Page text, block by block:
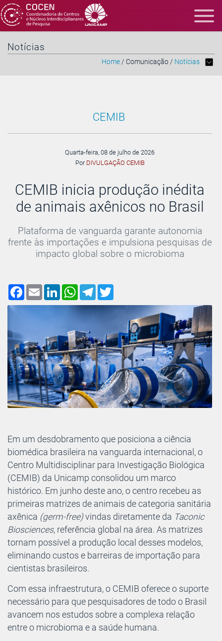
Notícias
Home/ Comunicação / Notícias
CEMIB
Quarta-feira, 08 de julho de 2026
Por DIVULGAÇÃO CEMIB
CEMIB inicia produção inédita
de animais axênicos no Brasil
Plataforma de vanguarda garante autonomia
frente às importações e impulsiona pesquisas de
impacto global sobre o microbioma
Facebook
Email LinkedInWhatsApp
Telegram
Em um desdobramento que posiciona a ciência
biomédica brasileira na vanguarda internacional, o
Centro Multidisciplinar para Investigação Biológica
(CEMIB) da Unicamp consolidou um marco
histórico. Em junho deste ano, o centro recebeu as
primeiras matrizes de animais de categoria sanitária
axênica (germ-free) vindas diretamente da Taconic
Biosciences, referência global na área. As matrizes
tornam possível a produção local desses modelos,
eliminando custos e barreiras de importação para
cientistas brasileiros.
Com essa infraestrutura, o CEMIB oferece o suporte
necessário para que pesquisadores de todo o Brasil
avancem nos estudos sobre a complexa relação
entre o microbioma e a saúde humana.